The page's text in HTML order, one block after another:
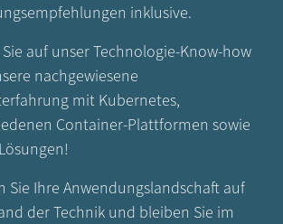
inklusive.
Sie auf unser Technologie-Know-how
nachgewiesene
mit Kubernetes,
Container-Plattformen sowie
Sie Ihre Anwendungslandschaft auf
der Technik und bleiben Sie im